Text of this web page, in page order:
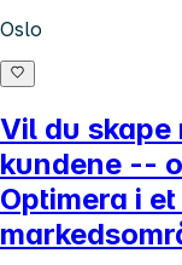
Oslo
Vil du skape
kundene --
Optimera i